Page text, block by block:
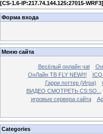
[CS-1.6-IP:217.74.144.125:27015-WRF3]
Форма входа
Меню сайта
Весёлый онлайн чаt
ОнЛайн ТВ FLY NEW!!!
Гарри поттер (Игра)
ВИДЕО СМОТРЕТЬ CS:SO...
игровые сервера сайта
Categories